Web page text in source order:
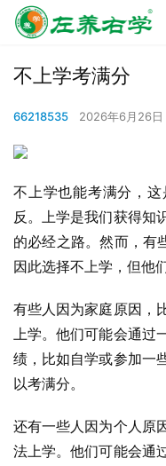
不上学考满分
66218535 2026年6月26日
不上学也能考满分，
反。上学是我们获得知
的必经之路。然而，有
因此选择不上学，但他
有些人因为家庭原因，
上学。他们可能会通过
绩，比如自学或参加一
以考满分。
还有一些人因为个人原
法上学。他们可能会通